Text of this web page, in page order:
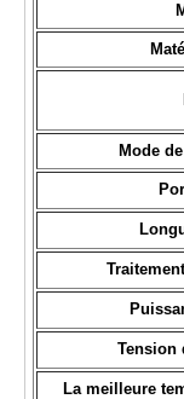
Mode
Tension
La meilleure